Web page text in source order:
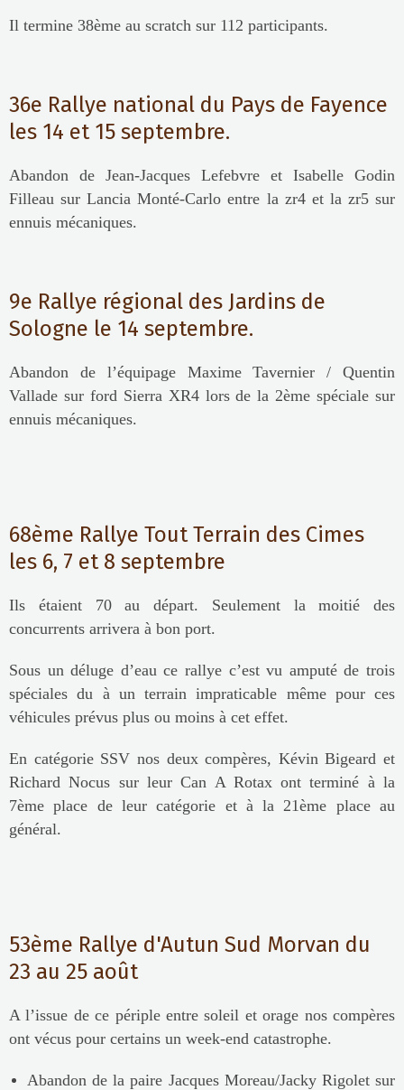
Il termine 38ème au scratch sur 112 participants.
36e Rallye national du Pays de Fayence
les 14 et 15 septembre.
Abandon de Jean-Jacques Lefebvre et Isabelle Godin
Filleau sur Lancia Monté-Carlo entre la zr4 et la zr5 sur
ennuis mécaniques.
9e Rallye régional des Jardins de
Sologne le 14 septembre.
Abandon de l’équipage Maxime Tavernier / Quentin
Vallade sur ford Sierra XR4 lors de la 2ème spéciale sur
ennuis mécaniques.
68ème Rallye Tout Terrain des Cimes
les 6, 7 et 8 septembre
Ils étaient 70 au départ. Seulement la moitié des
concurrents arrivera à bon port.
Sous un déluge d’eau ce rallye c’est vu amputé de trois
spéciales du à un terrain impraticable même pour ces
véhicules prévus plus ou moins à cet effet.
En catégorie SSV nos deux compères, Kévin Bigeard et
Richard Nocus sur leur Can A Rotax ont terminé à la
7ème place de leur catégorie et à la 21ème place au
général.
53ème Rallye d'Autun Sud Morvan du
23 au 25 août
A l’issue de ce périple entre soleil et orage nos compères
ont vécus pour certains un week-end catastrophe.
Abandon de la paire Jacques Moreau/Jacky Rigolet sur